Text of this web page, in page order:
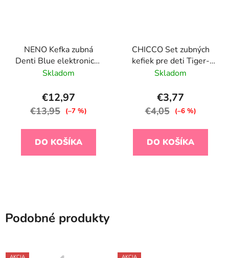
NENO Kefka zubná
Denti Blue elektronická
pre deti 3–36 mesiacov
nadstavcami
Skladom
€12,97
€13,95 (–7 %)
DO KOŠÍKA
CHICCO Set zubných
kefiek pre deti Tiger-
Panda 3-6r, 2ks
Skladom
€3,77
€4,05 (–6 %)
DO KOŠÍKA
Podobné produkty